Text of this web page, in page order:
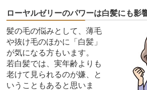
ローヤルゼリーのパワーは白髪にも影
髪の毛の悩みとして、薄毛
や抜け毛のほかに「白髪」
が気になる方もいます。
若白髪では、実年齢よりも
老けて見られるのが嫌、と
いうこともあると思いま